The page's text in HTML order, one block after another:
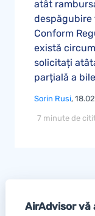
atât
despăgubire
Conform
există
solicitați
parțială a
Sorin Rusi,
7 minute de
AirAdvisor vă